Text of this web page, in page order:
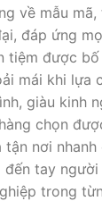
về mẫu
đáp ứng
tiệm được
mái khi lựa
giàu kinh
chọn
tận nơi
tay người
trong